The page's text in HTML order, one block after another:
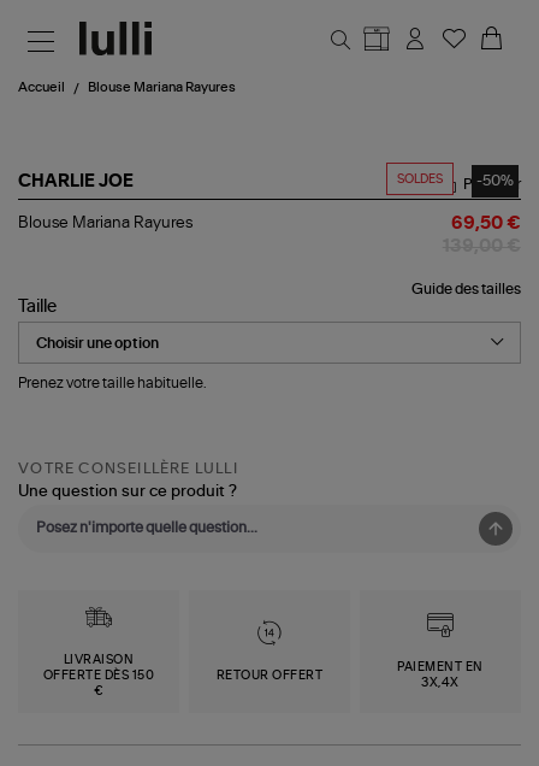
Accueil Blouse Mariana Rayures
SOLDES -50%
CHARLIE JOE
Blouse
Partager
Blouse Mariana Rayures 69,50 €
Guide des tailles
Taille
Prenez votre taille habituelle.
VOTRE CONSEILLÈRE LULLI
Une question sur ce produit ?
LIVRAISON
OFFERTE DÈS 150
€
RETOUR OFFERT
PAIEMENT EN
3X,4X